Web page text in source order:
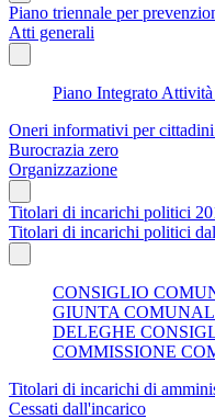
Piano triennale per
Atti generali
Piano Integrato
Oneri informativi per cittadini
Burocrazia zero
Organizzazione
Titolari di incarichi politici
Titolari di incarichi politici
CONSIGLIO
GIUNTA
DELEGHE
COMMISSIONE
Titolari di incarichi di
Cessati dall'incarico